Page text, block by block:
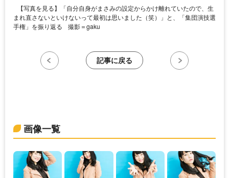
【写真を見る】「自分自身がまさみの設定からかけ離れていたので、生
まれ直さないといけないって最初は思いました（笑）」と、「集団演技選
手権」を振り返る
撮影＝gaku
記事に戻る
画像一覧